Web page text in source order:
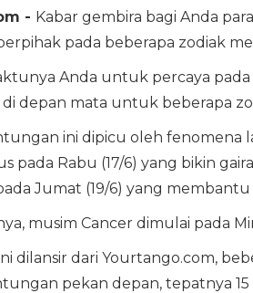
- Kabar gembira bagi Anda
pada beberapa zodiak
Anda untuk percaya
depan mata untuk beberapa
ini dipicu oleh fenomena
pada Rabu (17/6) yang bikin
Jumat (19/6) yang
musim Cancer dimulai pada
dilansir dari Yourtango.com,
pekan depan, tepatnya 15